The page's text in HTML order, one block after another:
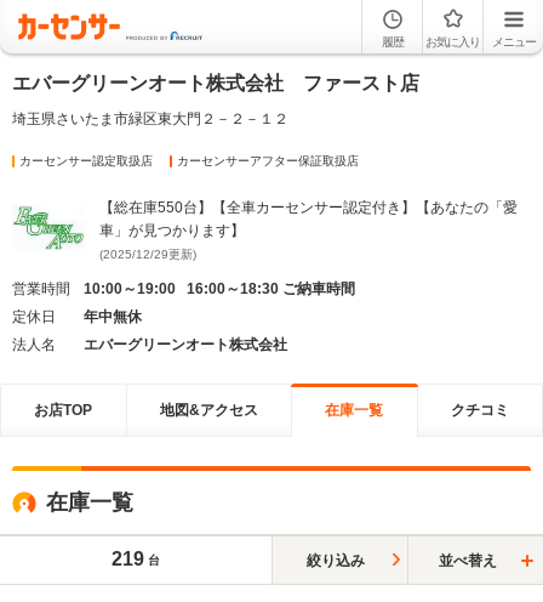
履歴 お気に入り メニュー
エバーグリーンオート株式会社 ファースト店
埼玉県さいたま市緑区東大門２－２－１２
カーセンサー認定取扱店 カーセンサーアフター保証取扱店
【総在庫550台】【全車カーセンサー認定付き】【あなたの「愛
車」が見つかります】
(2025/12/29更新)
営業時間
10:00～19:00 16:00～18:30 ご納車時間
定休日
年中無休
法人名
エバーグリーンオート株式会社
お店TOP 地図&アクセス 在庫一覧 クチコミ
在庫一覧
219 台 絞り込み 並べ替え